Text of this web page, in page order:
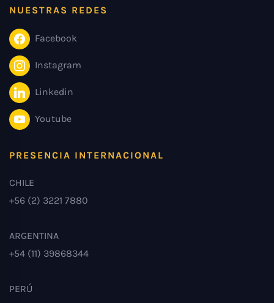
NUESTRAS REDES
Facebook
Instagram
Linkedin
Youtube
PRESENCIA INTERNACIONAL
CHILE
+56 (2) 3221 7880
ARGENTINA
+54 (11) 39868344
PERÚ